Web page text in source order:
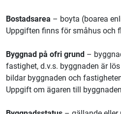
Bostadsarea – boyta (boarea
Uppgiften finns för småhus och
Byggnad på ofri grund –
fastighet, d.v.s. byggnaden är
bildar byggnaden och
Uppgift om ägaren till